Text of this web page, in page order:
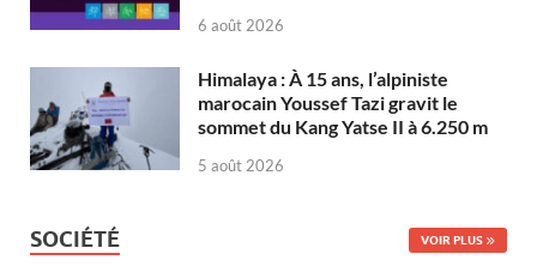
6 août 2026
Himalaya : À 15 ans, l’alpiniste
marocain Youssef Tazi gravit le
sommet du Kang Yatse II à 6.250 m
5 août 2026
SOCIÉTÉ VOIR PLUS